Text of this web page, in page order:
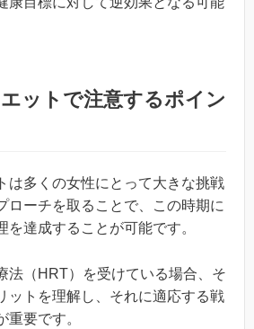
ットで注意するポイン
は多くの女性にとって大きな挑戦
ローチを取ることで、この時期に
を達成することが可能です。
法（HRT）を受けている場合、そ
ットを理解し、それに適応する戦
重要です。